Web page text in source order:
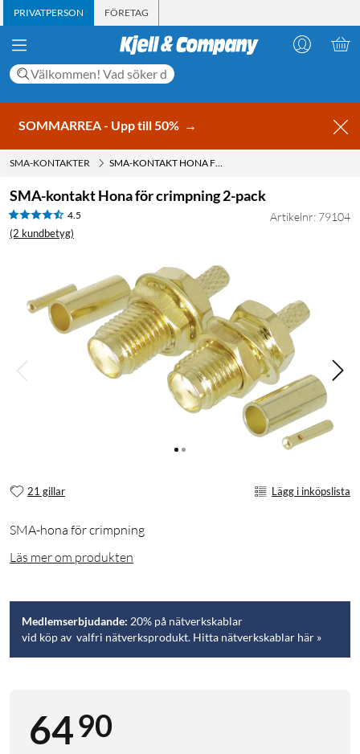
PRIVATPERSON FÖRETAG
SOMMARREA - Upp till 50% →
SMA-KONTAKTER SMA-KONTAKT HONA FÖR CRIMPNING 2-PACK
SMA-kontakt Hona för crimpning 2-pack
4.5
(2 kundbetyg)
Artikelnr: 79104
21 gillar Lägg i inköpslista
SMA-hona för crimpning
Läs mer om produkten
Medlemserbjudande: 20% på nätverkskablar
vid köp av valfri nätverksprodukt. Hitta nätverkskablar här »
6490